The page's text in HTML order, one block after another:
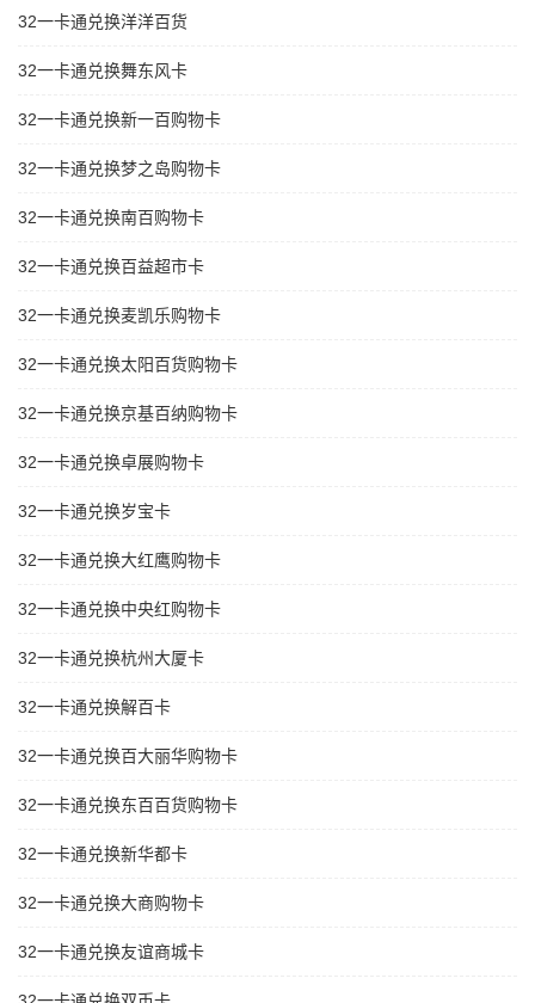
32一卡通兑换洋洋百货
32一卡通兑换舞东风卡
32一卡通兑换新一百购物卡
32一卡通兑换梦之岛购物卡
32一卡通兑换南百购物卡
32一卡通兑换百益超市卡
32一卡通兑换麦凯乐购物卡
32一卡通兑换太阳百货购物卡
32一卡通兑换京基百纳购物卡
32一卡通兑换卓展购物卡
32一卡通兑换岁宝卡
32一卡通兑换大红鹰购物卡
32一卡通兑换中央红购物卡
32一卡通兑换杭州大厦卡
32一卡通兑换解百卡
32一卡通兑换百大丽华购物卡
32一卡通兑换东百百货购物卡
32一卡通兑换新华都卡
32一卡通兑换大商购物卡
32一卡通兑换友谊商城卡